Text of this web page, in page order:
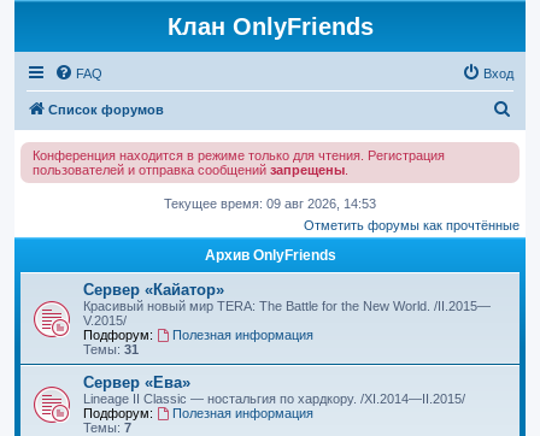
Клан OnlyFriends
FAQ Вход
Список форумов
к
Конференция находится в режиме только для чтения. Регистрация
пользователей и отправка сообщений запрещены
Текущее время: 09 авг 2026, 14:53
Отметить форумы как прочтённые
Архив OnlyFriends
Сервер «Кайатор»
Красивый новый мир TERA: The Battle for the New World. /II.2015—
V.2015/
Подфорум:
Полезная информация
Темы: 31
Сервер «Ева»
Lineage II Classic — ностальгия по хардкору. /XI.2014—II.2015/
Подфорум:
Полезная информация
Темы: 7